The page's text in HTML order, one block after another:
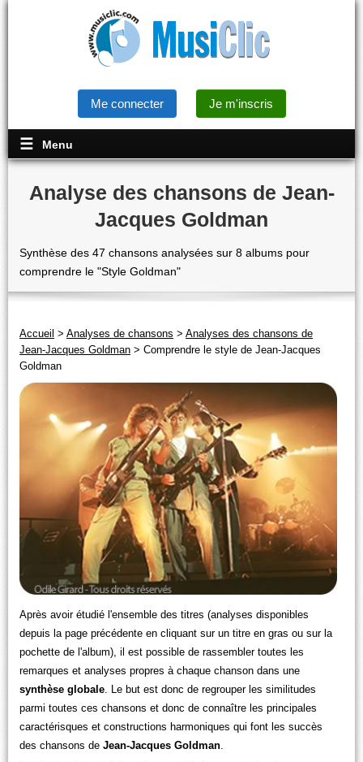
Me connecter Je m'inscris
Menu
Analyse des chansons de Jean-
Jacques Goldman
Synthèse des 47 chansons analysées sur 8 albums pour
comprendre le "Style Goldman"
Accueil >Analyses de chansons >Analyses des chansons de
Jean-Jacques Goldman >Comprendre le style de Jean-Jacques
Goldman
Après avoir étudié l'ensemble des titres (analyses disponibles
depuis la page précédente en cliquant sur un titre en gras ou sur la
pochette de l'album), il est possible de rassembler toutes les
remarques et analyses propres à chaque chanson dans une
synthèse globale. Le but est donc de regrouper les similitudes
parmi toutes ces chansons et donc de connaître les principales
caractérisques et constructions harmoniques qui font les succès
des chansons deJean-Jacques Goldman.